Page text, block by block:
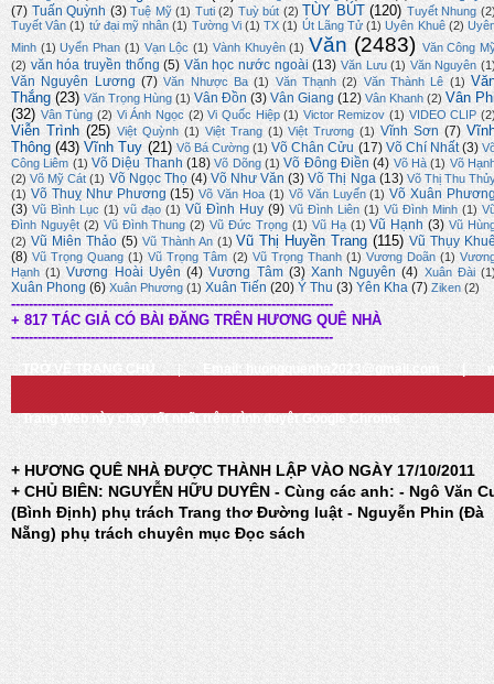
(7) Tuấn Quỳnh (3) Tuệ Mỹ (1) Tuti (2) Tuỳ bút (2) TÙY BÚT (120) Tuyết Nhung
Tuyết Vân (1) tứ đại mỹ nhân (1) Tường Vi (1) TX (1) Út Lãng Tử (1) Uyên Khuê (2)
Minh (1) Uyển Phan (1) Vạn Lộc (1) Vành Khuyên (1) Văn (2483) Văn Công
(2) văn hóa truyền thống (5) Văn học nước ngoài (13) Văn Lưu (1) Văn Nguyên
Văn Nguyên Lương (7) Văn Nhược Ba (1) Văn Thạnh (2) Văn Thành Lê (1)
Thắng (23) Văn Trọng Hùng (1) Vân Đồn (3) Vân Giang (12) Vân Khanh (2) Vân
(32) Vân Tùng (2) Vi Ánh Ngọc (2) Vi Quốc Hiệp (1) Victor Remizov (1) VIDEO CLIP
Viễn Trình (25) Việt Quỳnh (1) Việt Trang (1) Việt Trương (1) Vĩnh Sơn (7)
Thông (43) Vĩnh Tuy (21) Võ Bá Cường (1) Võ Chân Cửu (17) Võ Chí Nhất (3)
Công Liêm (1) Võ Diệu Thanh (18) Võ Dõng (1) Võ Đông Điền (4) Võ Hà (1) Võ
(2) Võ Mỹ Cát (1) Võ Ngọc Thọ (4) Võ Như Văn (3) Võ Thị Nga (13) Võ Thị Thu
(1) Võ Thuỵ Như Phương (15) Võ Văn Hoa (1) Võ Văn Luyến (1) Võ Xuân
(3) Vũ Bình Lục (1) vũ đạo (1) Vũ Đình Huy (9) Vũ Đình Liên (1) Vũ Đình Minh (1)
Đình Nguyệt (2) Vũ Đình Thung (2) Vũ Đức Trọng (1) Vũ Hạ (1) Vũ Hạnh (3) Vũ
(2) Vũ Miên Thảo (5) Vũ Thành An (1) Vũ Thị Huyền Trang (115) Vũ Thụy
(8) Vũ Trọng Quang (1) Vũ Trọng Tâm (2) Vũ Trọng Thanh (1) Vương Doãn (1)
Hạnh (1) Vương Hoài Uyên (4) Vương Tâm (3) Xanh Nguyên (4) Xuân Đài
Xuân Phong (6) Xuân Phương (1) Xuân Tiến (20) Ý Thu (3) Yên Kha (7) Ziken (2)
-------------------------------------------------------------------------
+ 817 TÁC GIẢ CÓ BÀI ĐĂNG TRÊN HƯƠNG QUÊ NHÀ
-------------------------------------------------------------------------
TRỞ VỀ TRANG CHỦ Email: huongquenha2023@gmail.com
Trang Web này chạy tốt nhất trên trình duyệt Google Chrome
+ HƯƠNG QUÊ NHÀ ĐƯỢC THÀNH LẬP VÀO NGÀY 17/10/2011
+ CHỦ BIÊN: NGUYỄN HỮU DUYÊN - Cùng các anh: - Ngô Văn
(Bình Định) phụ trách Trang thơ Đường luật - Nguyễn Phin (Đà
Nẵng) phụ trách chuyên mục Đọc sách